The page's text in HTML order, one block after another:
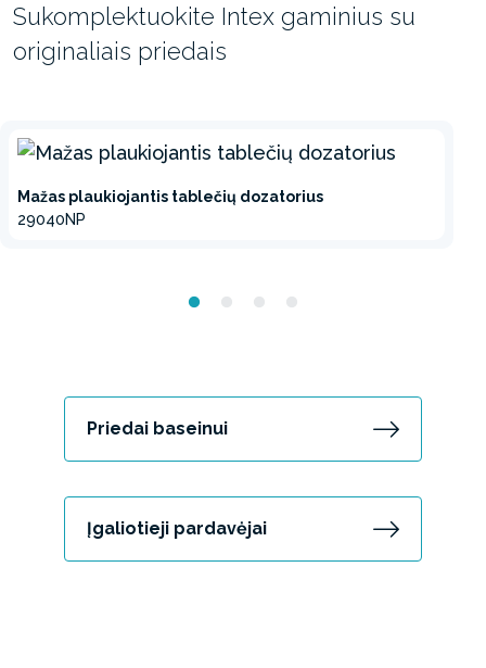
Sukomplektuokite Intex gaminius su
originaliais priedais
Mažas plaukiojantis tablečių dozatorius
29040NP
Priedai baseinui
Įgaliotieji pardavėjai